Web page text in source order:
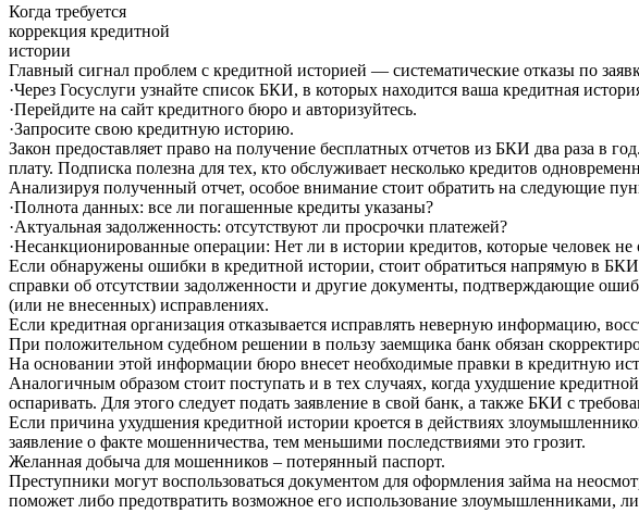
Когда требуется
коррекция кредитной
истории
Главный сигнал проблем с кредитной историей — систематические отказы по
·Через Госуслуги узнайте список БКИ, в которых находится ваша кредитная
·Перейдите на сайт кредитного бюро и авторизуйтесь.
·Запросите свою кредитную историю.
Закон предоставляет право на получение бесплатных отчетов из БКИ два раза в
плату. Подписка полезна для тех, кто обслуживает несколько кредитов
Анализируя полученный отчет, особое внимание стоит обратить на следующие
·Полнота данных: все ли погашенные кредиты указаны?
·Актуальная задолженность: отсутствуют ли просрочки платежей?
·Несанкционированные операции: Нет ли в истории кредитов, которые человек не
Если обнаружены ошибки в кредитной истории, стоит обратиться напрямую в
справки об отсутствии задолженности и другие документы, подтверждающие
(или не внесенных) исправлениях.
Если кредитная организация отказывается исправлять неверную информацию,
При положительном судебном решении в пользу заемщика банк обязан
На основании этой информации бюро внесет необходимые правки в кредитную
Аналогичным образом стоит поступать и в тех случаях, когда ухудшение
оспаривать. Для этого следует подать заявление в свой банк, а также БКИ с
Если причина ухудшения кредитной истории кроется в действиях
заявление о факте мошенничества, тем меньшими последствиями это грозит.
Желанная добыча для мошенников – потерянный паспорт.
Преступники могут воспользоваться документом для оформления займа на
поможет либо предотвратить возможное его использование злоумышленниками,